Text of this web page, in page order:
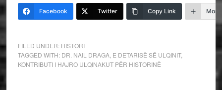
Facebook Twitter Copy Link More
FILED UNDER: HISTORI
TAGGED WITH: DR. NAIL DRAGA, E DETARISË SË ULQINIT,
KONTRIBUTI I HAJRO ULQINAKUT PËR HISTORINË